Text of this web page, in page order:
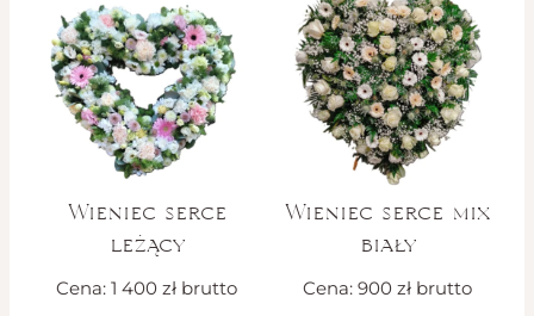
Wieniec serce
leżący
Cena: 1 400 zł brutto
Wieniec serce mix
biały
Cena: 900 zł brutto